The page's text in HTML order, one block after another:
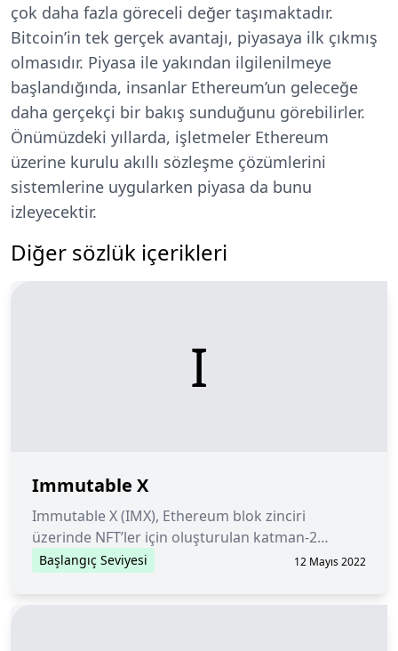
çok daha fazla göreceli değer taşımaktadır.
Bitcoin’in tek gerçek avantajı, piyasaya ilk çıkmış
olmasıdır. Piyasa ile yakından ilgilenilmeye
başlandığında, insanlar Ethereum’un geleceğe
daha gerçekçi bir bakış sunduğunu görebilirler.
Önümüzdeki yıllarda, işletmeler Ethereum
üzerine kurulu akıllı sözleşme çözümlerini
sistemlerine uygularken piyasa da bunu
izleyecektir.
Diğer sözlük içerikleri
I
Immutable X
Immutable X (IMX), Ethereum blok zinciri
üzerinde NFT’ler için oluşturulan katman-2
protokolü ve ölçeklendirme çözümüdür.
Başlangıç Seviyesi 12 Mayıs 2022